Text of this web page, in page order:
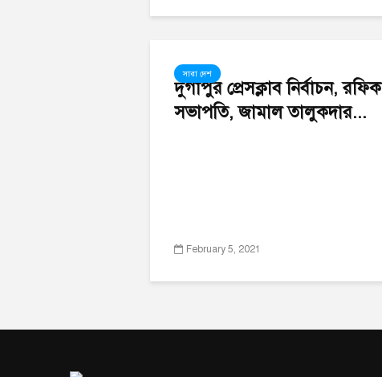
সারা দেশ
দুর্গাপুর প্রেসক্লাব নির্বাচন, রফিক
সভাপতি, জামাল তালুকদার...
February 5, 2021